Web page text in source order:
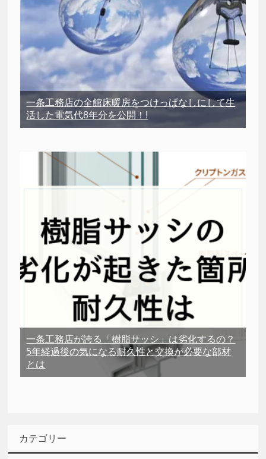
一条工務店の全館床暖房をつけっぱなしにして生
活した電気代8年分を公開！!
一条工務店が誇る「樹脂サッシ」は劣化するの？
5年経過後の気になる耐久性と交換が必要な部材
とは
カテゴリー